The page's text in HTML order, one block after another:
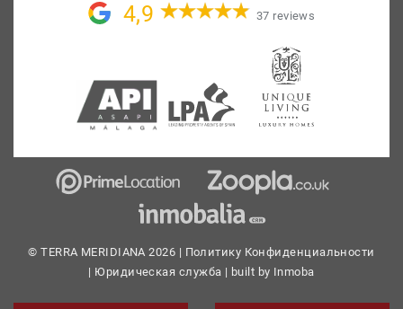
4,9 37 reviews
© TERRA MERIDIANA 2026 | Политику Конфиденциальности
| Юридическая служба | built by Inmoba